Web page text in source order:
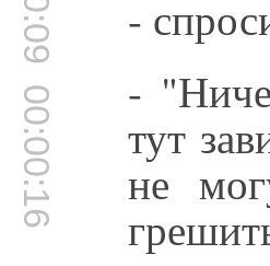
-
00:00:16 -
тут
не